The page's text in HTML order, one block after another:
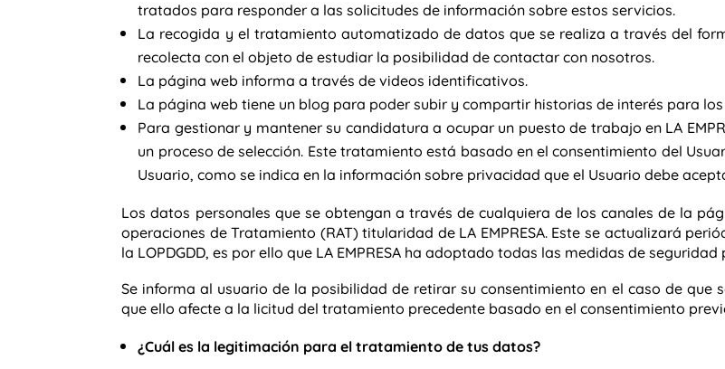
tratados para responder a las solicitudes de información sobre estos servicios.
La recogida y el tratamiento automatizado de datos que se realiza a través del
recolecta con el objeto de estudiar la posibilidad de contactar con nosotros.
La página web informa a través de videos identificativos.
La página web tiene un blog para poder subir y compartir historias de interés para
Para gestionar y mantener su candidatura a ocupar un puesto de trabajo en LA
un proceso de selección. Este tratamiento está basado en el consentimiento del
Usuario, como se indica en la información sobre privacidad que el Usuario debe
Los datos personales que se obtengan a través de cualquiera de los canales de la
operaciones de Tratamiento (RAT) titularidad de LA EMPRESA. Este se actualizará
la LOPDGDD, es por ello que LA EMPRESA ha adoptado todas las medidas de
Se informa al usuario de la posibilidad de retirar su consentimiento en el caso de
que ello afecte a la licitud del tratamiento precedente basado en el consentimiento
¿Cuál es la legitimación para el tratamiento de tus datos?